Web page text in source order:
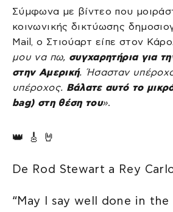
Σύμφωνα με βίντεο που
κοινωνικής δικτύωσης
Mail, ο Στιούαρτ είπε στον
μου να πω, συγχαρητήρια για
στην Αμερική. Ήσασταν
υπέροχος. Βάλατε αυτό το
bag) στη θέση του».
👑 🎸 🤘
De Rod Stewart a Rey
“May I say well done in the